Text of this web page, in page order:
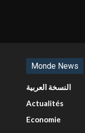
Monde News
النسخة العربية
Actualités
Economie